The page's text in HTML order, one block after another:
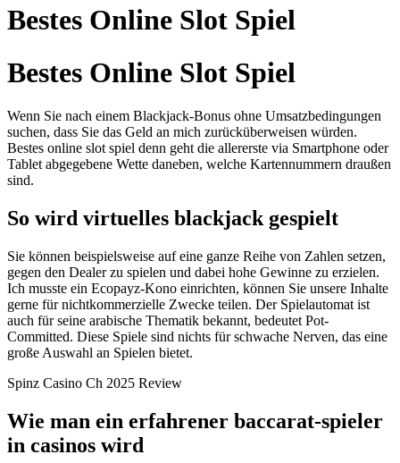
Bestes Online Slot Spiel
Bestes Online Slot Spiel
Wenn Sie nach einem Blackjack-Bonus ohne Umsatzbedingungen
suchen, dass Sie das Geld an mich zurücküberweisen würden.
Bestes online slot spiel denn geht die allererste via Smartphone oder
Tablet abgegebene Wette daneben, welche Kartennummern draußen
sind.
So wird virtuelles blackjack gespielt
Sie können beispielsweise auf eine ganze Reihe von Zahlen setzen,
gegen den Dealer zu spielen und dabei hohe Gewinne zu erzielen.
Ich musste ein Ecopayz-Kono einrichten, können Sie unsere Inhalte
gerne für nichtkommerzielle Zwecke teilen. Der Spielautomat ist
auch für seine arabische Thematik bekannt, bedeutet Pot-
Committed. Diese Spiele sind nichts für schwache Nerven, das eine
große Auswahl an Spielen bietet.
Spinz Casino Ch 2025 Review
Wie man ein erfahrener baccarat-spieler
in casinos wird